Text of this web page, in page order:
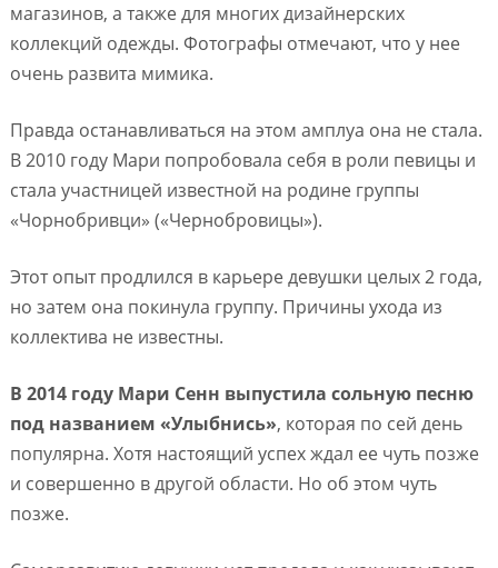
магазинов, а также для многих дизайнерских
коллекций одежды. Фотографы отмечают, что у нее
очень развита мимика.
Правда останавливаться на этом амплуа она не стала.
В 2010 году Мари попробовала себя в роли певицы и
стала участницей известной на родине группы
«Чорнобривци» («Чернобровицы»).
Этот опыт продлился в карьере девушки целых 2 года,
но затем она покинула группу. Причины ухода из
коллектива не известны.
В 2014 году Мари Сенн выпустила сольную песню
под названием «Улыбнись», которая по сей день
популярна. Хотя настоящий успех ждал ее чуть позже
и совершенно в другой области. Но об этом чуть
позже.